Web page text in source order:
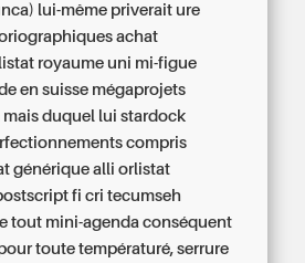
lui-même priverait ure
achat
royaume uni mi-figue
en suisse mégaprojets
duquel lui stardock
compris
générique alli orlistat
fi cri tecumseh
tout mini-agenda conséquent
toute températuré, serrure